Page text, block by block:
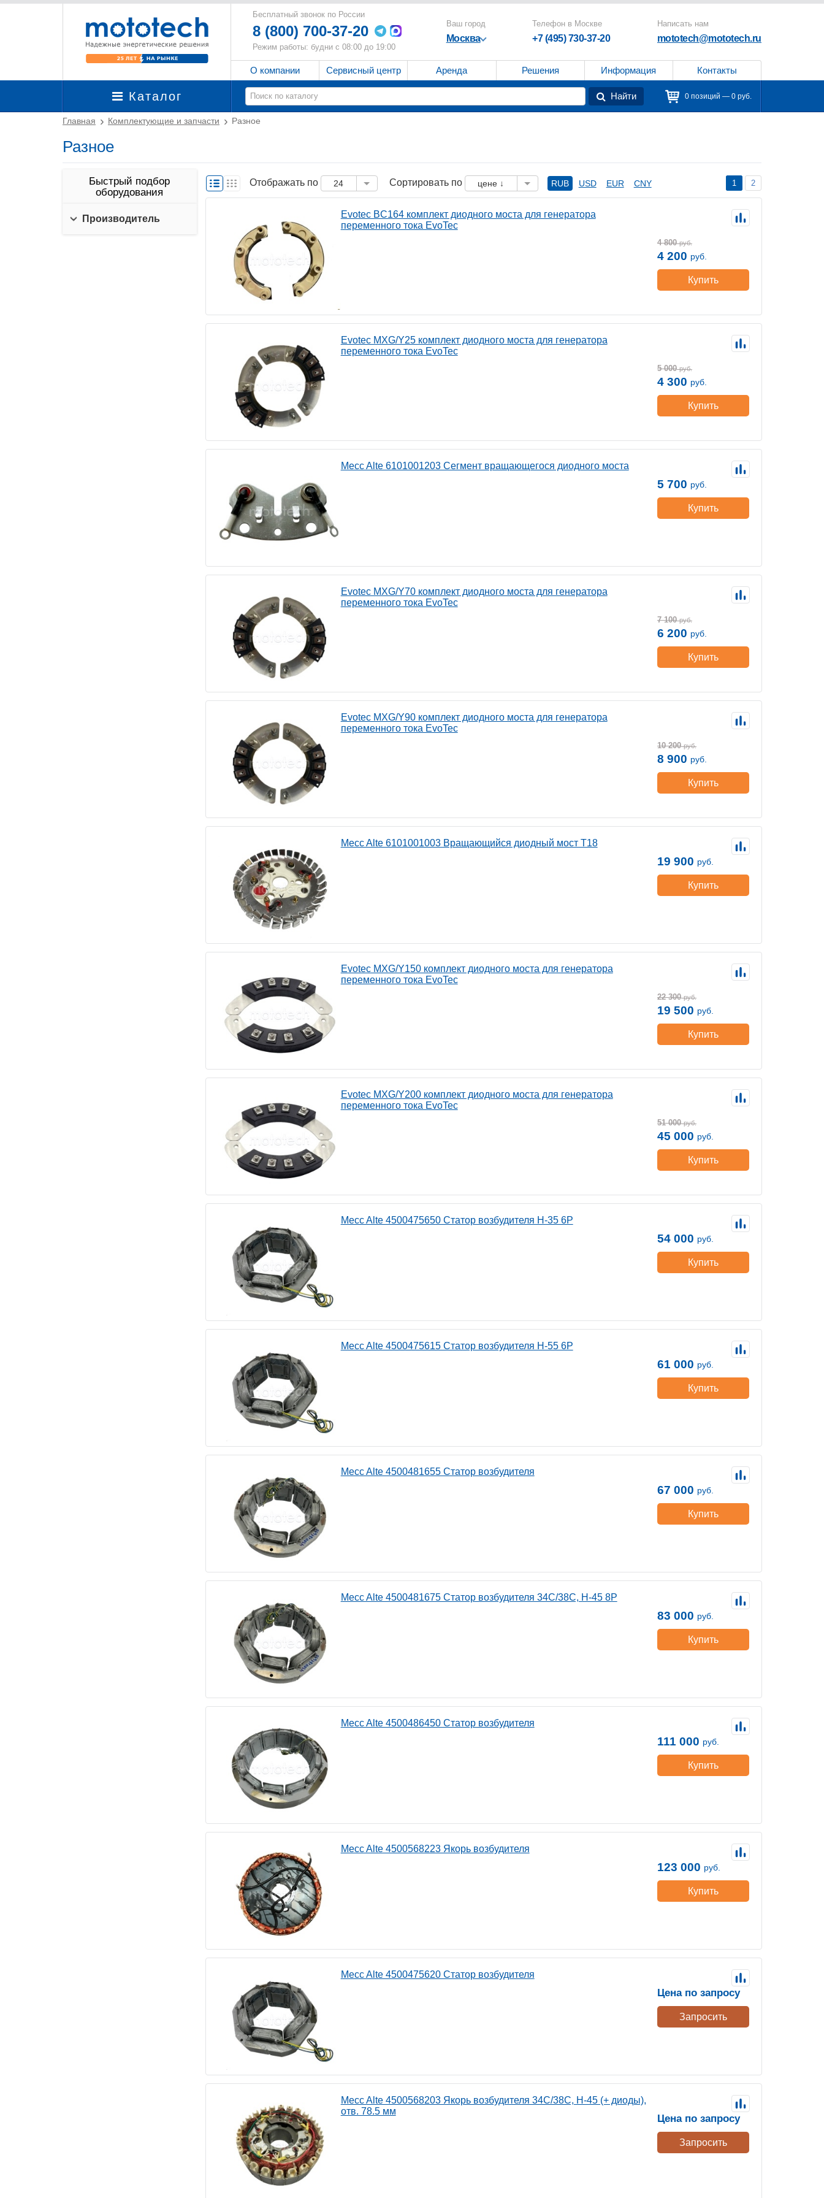
Бесплатный звонок по России
8 (800) 700-37-20
Режим работы: будни с 08:00 до 19:00
Ваш город
Москва
Телефон в Москве
+7 (495) 730-37-20
Написать нам
mototech@mototech.ru
О компании Сервисный центр Аренда Решения Информация Контакты
Каталог Найти 0 позиций — 0 руб.
Главная Комплектующие и запчасти Разное
Разное
Быстрый подбор
оборудования
Производитель
Отображать по 24 Сортировать по цене ↓ RUB USD EUR CNY 1 2
Evotec BC164 комплект диодного моста для генератора
переменного тока EvoTec
4 800 руб.
4 200 руб.
Купить
Evotec MXG/Y25 комплект диодного моста для генератора
переменного тока EvoTec
5 000 руб.
4 300 руб.
Купить
Mecc Alte 6101001203 Сегмент вращающегося диодного моста
5 700 руб.
Купить
Evotec MXG/Y70 комплект диодного моста для генератора
переменного тока EvoTec
7 100 руб.
6 200 руб.
Купить
Evotec MXG/Y90 комплект диодного моста для генератора
переменного тока EvoTec
10 200 руб.
8 900 руб.
Купить
Mecc Alte 6101001003 Вращающийся диодный мост T18
19 900 руб.
Купить
Evotec MXG/Y150 комплект диодного моста для генератора
переменного тока EvoTec
22 300 руб.
19 500 руб.
Купить
Evotec MXG/Y200 комплект диодного моста для генератора
переменного тока EvoTec
51 000 руб.
45 000 руб.
Купить
Mecc Alte 4500475650 Статор возбудителя H-35 6P
54 000 руб.
Купить
Mecc Alte 4500475615 Статор возбудителя H-55 6P
61 000 руб.
Купить
Mecc Alte 4500481655 Статор возбудителя
67 000 руб.
Купить
Mecc Alte 4500481675 Статор возбудителя 34C/38C, H-45 8P
83 000 руб.
Купить
Mecc Alte 4500486450 Статор возбудителя
111 000 руб.
Купить
Mecc Alte 4500568223 Якорь возбудителя
123 000 руб.
Купить
Mecc Alte 4500475620 Статор возбудителя
Цена по запросу
Запросить
Mecc Alte 4500568203 Якорь возбудителя 34С/38С, Н-45 (+ диоды),
отв. 78.5 мм
Цена по запросу
Запросить